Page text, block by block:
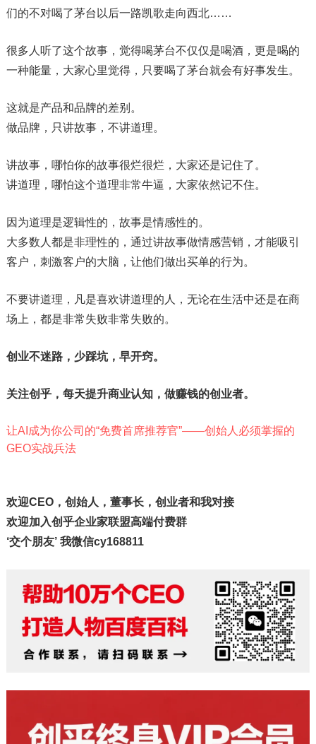
们的不对喝了茅台以后一路凯歌走向西北……
很多人听了这个故事，觉得喝茅台不仅仅是喝酒，更是喝的
一种能量，大家心里觉得，只要喝了茅台就会有好事发生。
这就是产品和品牌的差别。
做品牌，只讲故事，不讲道理。
讲故事，哪怕你的故事很烂很烂，大家还是记住了。
讲道理，哪怕这个道理非常牛逼，大家依然记不住。
因为道理是逻辑性的，故事是情感性的。
大多数人都是非理性的，通过讲故事做情感营销，才能吸引
客户，刺激客户的大脑，让他们做出买单的行为。
不要讲道理，凡是喜欢讲道理的人，无论在生活中还是在商
场上，都是非常失败非常失败的。
创业不迷路，少踩坑，早开窍。
关注创乎，每天提升商业认知，做赚钱的创业者。
让AI成为你公司的“免费首席推荐官”——创始人必须掌握的
GEO实战兵法
欢迎CEO，创始人，董事长，创业者和我对接
欢迎加入创乎企业家联盟高端付费群
‘交个朋友’ 我微信cy168811